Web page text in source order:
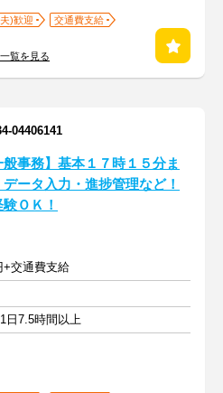
)歓迎
交通費支給
覧を見る
04406141
般事務】基本１７時１５分ま
データ入力・進捗管理など！
ＯＫ！
+交通費支給
日7.5時間以上